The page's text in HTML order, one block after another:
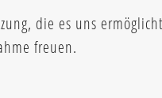
die es uns
freuen.